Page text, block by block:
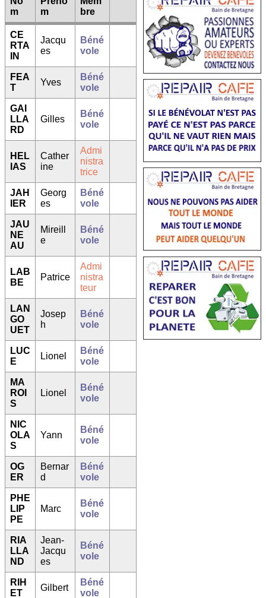
m
m
bre
CE
RTA
IN
Jacqu
es
Béné
vole
FEA
T
Yves
Béné
vole
GAI
LLA
RD
Gilles
Béné
vole
HEL
IAS
Cather
ine
Admi
nistra
trice
JAH
IER
Georg
es
Béné
vole
JAU
NE
AU
Mireill
e
Béné
vole
LAB
BE
Patrice
Admi
nistra
teur
LAN
GO
UET
Josep
h
Béné
vole
LUC
E
Lionel
Béné
vole
MA
ROI
S
Lionel
Béné
vole
NIC
OLA
S
Yann
Béné
vole
OG
ER
Bernar
d
Béné
vole
PHE
LIP
PE
Marc
Béné
vole
RIA
LLA
ND
Jean-
Jacqu
es
Béné
vole
RIH
ET
Gilbert
Béné
vole